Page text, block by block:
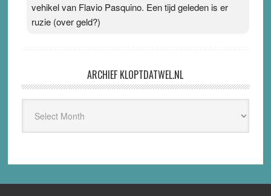
vehikel van Flavio Pasquino. Een tijd geleden is er
ruzie (over geld?)
ARCHIEF KLOPTDATWEL.NL
Kloptdatwel.nl